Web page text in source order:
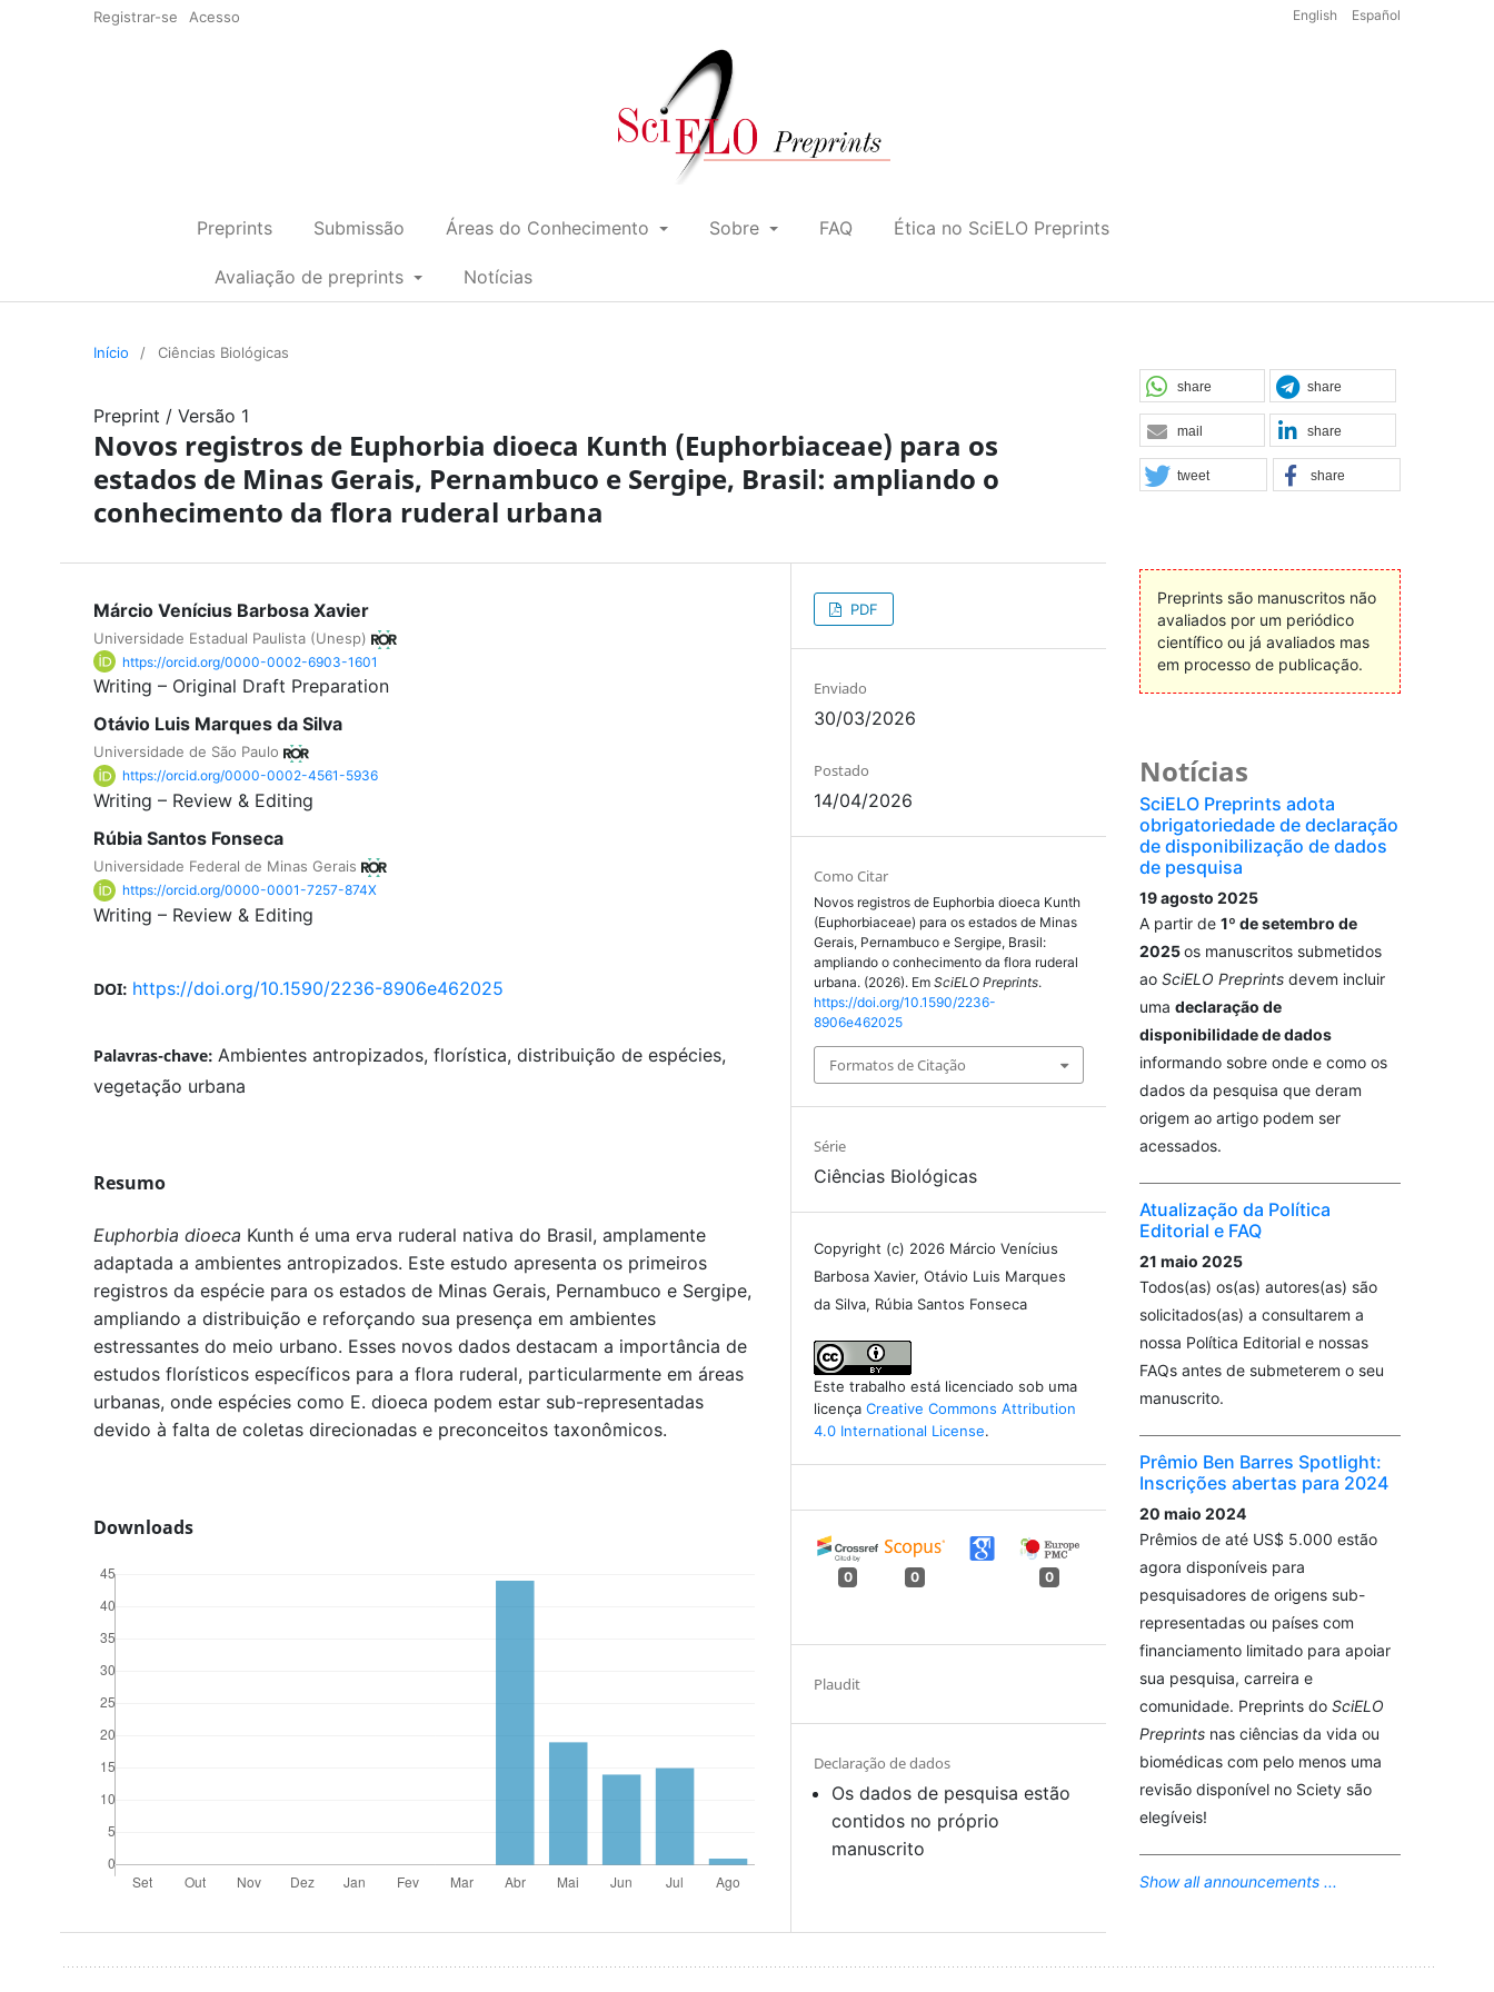
Registrar-se Acesso English Español
Preprints Submissão Áreas do Conhecimento Sobre FAQ Ética no SciELO Preprints
Avaliação de preprints Notícias
Início / Ciências Biológicas
Preprint / Versão 1
Novos registros de Euphorbia dioeca Kunth (Euphorbiaceae) para os
estados de Minas Gerais, Pernambuco e Sergipe, Brasil: ampliando o
conhecimento da flora ruderal urbana
Márcio Venícius Barbosa Xavier
Universidade Estadual Paulista (Unesp)
https://orcid.org/0000-0002-6903-1601
Writing – Original Draft Preparation
Otávio Luis Marques da Silva
Universidade de São Paulo
https://orcid.org/0000-0002-4561-5936
Writing – Review & Editing
Rúbia Santos Fonseca
Universidade Federal de Minas Gerais
https://orcid.org/0000-0001-7257-874X
Writing – Review & Editing
DOI: https://doi.org/10.1590/2236-8906e462025
Palavras-chave: Ambientes antropizados, florística, distribuição de espécies,
vegetação urbana
Resumo
Euphorbia dioeca Kunth é uma erva ruderal nativa do Brasil, amplamente
adaptada a ambientes antropizados. Este estudo apresenta os primeiros
registros da espécie para os estados de Minas Gerais, Pernambuco e Sergipe,
ampliando a distribuição e reforçando sua presença em ambientes
estressantes do meio urbano. Esses novos dados destacam a importância de
estudos florísticos específicos para a flora ruderal, particularmente em áreas
urbanas, onde espécies como E. dioeca podem estar sub-representadas
devido à falta de coletas direcionadas e preconceitos taxonômicos.
Downloads
PDF
Enviado
30/03/2026
Postado
14/04/2026
Como Citar
Novos registros de Euphorbia dioeca Kunth
(Euphorbiaceae) para os estados de Minas
Gerais, Pernambuco e Sergipe, Brasil:
ampliando o conhecimento da flora ruderal
urbana. (2026). EmSciELO Preprints.
https://doi.org/10.1590/2236-
8906e462025
Formatos de Citação
Série
Ciências Biológicas
Copyright (c) 2026 Márcio Venícius
Barbosa Xavier, Otávio Luis Marques
da Silva, Rúbia Santos Fonseca
Este trabalho está licenciado sob uma
licençaCreative Commons Attribution
4.0 International License.
0 0 0
Plaudit
Declaração de dados
Os dados de pesquisa estão
contidos no próprio
manuscrito
share share
mail share
tweet share
Preprints são manuscritos não
avaliados por um periódico
científico ou já avaliados mas
em processo de publicação.
Notícias
SciELO Preprints adota
obrigatoriedade de declaração
de disponibilização de dados
de pesquisa
19 agosto 2025
A partir de 1º de setembro de
2025os manuscritos submetidos
ao SciELO Preprintsdevem incluir
uma declaração de
disponibilidade de dados
informando sobre onde e como os
dados da pesquisa que deram
origem ao artigo podem ser
acessados.
Atualização da Política
Editorial e FAQ
21 maio 2025
Todos(as) os(as) autores(as) são
solicitados(as) a consultarem a
nossa Política Editorial e nossas
FAQs antes de submeterem o seu
manuscrito.
Prêmio Ben Barres Spotlight:
Inscrições abertas para 2024
20 maio 2024
Prêmios de até US$ 5.000 estão
agora disponíveis para
pesquisadores de origens sub-
representadas ou países com
financiamento limitado para apoiar
sua pesquisa, carreira e
comunidade. Preprints do SciELO
Preprintsnas ciências da vida ou
biomédicas com pelo menos uma
revisão disponível no Sciety são
elegíveis!
Show all announcements ...